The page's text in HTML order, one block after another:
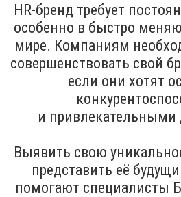
HR-бренд требует
особенно в быстро
мире. Компаниям
совершенствовать свой
если они хотят
и привлекательными
Выявить свою
представить её
помогают специалисты